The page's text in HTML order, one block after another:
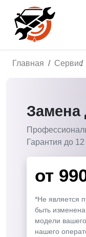
Главная Сервис
Замена
Гарантия до
от
*Не является
быть
модели
нашего